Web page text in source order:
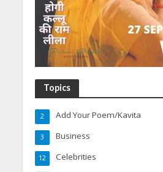
Topics
Add Your Poem/Kavita
2
Business
3
Celebrities
12